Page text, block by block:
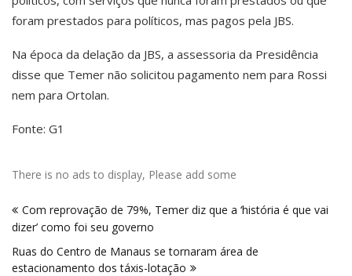
foram prestados para políticos, mas pagos pela JBS.
Na época da delação da JBS, a assessoria da Presidência
disse que Temer não solicitou pagamento nem para Rossi
nem para Ortolan.
Fonte: G1
There is no ads to display, Please add some
de
Post
Com reprovação de 79%, Temer diz que a ‘história é que vai
dizer’ como foi seu governo
Ruas do Centro de Manaus se tornaram área de
estacionamento dos táxis-lotação